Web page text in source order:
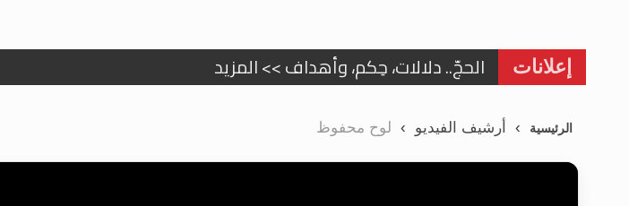
إعلانات
الحجّ.. دلالات، حِكم، وأهداف >> المزيد
اقرأ هذا المقال في أهمية عيد الأضحى وأحكامه >> المزيد
الرئيسية أرشيف الفيديو لوح محفوظ